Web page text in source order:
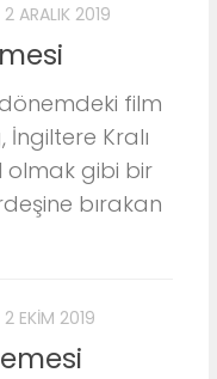
2 ARALIK 2019
dönemdeki film
İngiltere Kralı
olmak gibi bir
bırakan
2 EKIM 2019